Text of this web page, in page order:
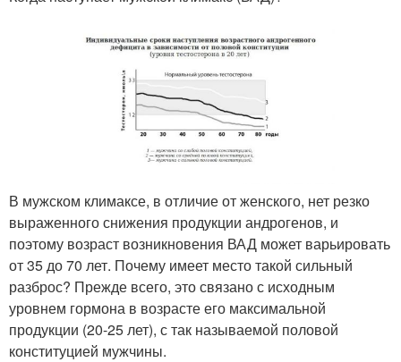
В мужском климаксе, в отличие от женского, нет резко
выраженного снижения продукции андрогенов, и
поэтому возраст возникновения ВАД может варьировать
от 35 до 70 лет. Почему имеет место такой сильный
разброс? Прежде всего, это связано с исходным
уровнем гормона в возрасте его максимальной
продукции (20-25 лет), с так называемой половой
конституцией мужчины.